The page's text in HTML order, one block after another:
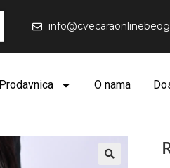
Prodavnica O nama